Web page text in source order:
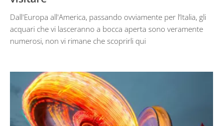
Dall'Europa all'America, passando ovviamente per l’Italia, gli
acquari che vi lasceranno a bocca aperta sono veramente
numerosi, non vi rimane che scoprirli qui